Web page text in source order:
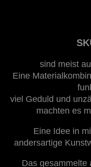
sind meist
Eine
viel Geduld und
machten es
Eine Idee in
andersartige
Das gesammelte